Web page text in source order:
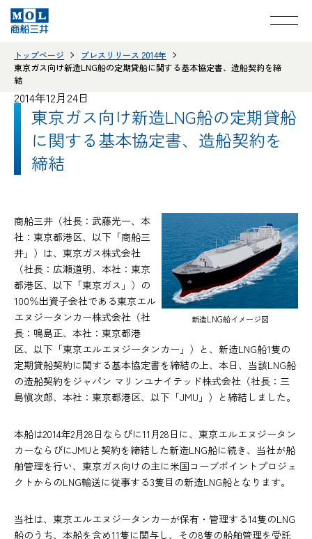
トップページ
プレスリリース 2014年
東京ガス向け新造LNG船の定期貸船に関する基本協定書、造船契約を締
結
2014年12月24日
東京ガス向け新造LNG船の定期貸船
に関する基本協定書、造船契約を
締結
新造LNG船イメージ図
商船三井（社長：武藤光一、本
社：東京都港区、以下「商船三
井」）は、東京ガス株式会社
（社長：広瀬道明、本社：東京
都港区、以下「東京ガス」）の
100％出資子会社である東京エル
エヌジータンカー株式会社（社
長：鳴島正、本社：東京都港
区、以下「東京エルエヌジータンカー」）と、新造LNG船1隻の
定期貸船契約に関する基本協定書を締結の上、本日、当該LNG船
の造船契約をジャパン マリンユナイテッド株式会社（社長：三
島愼次郎、本社：東京都港区、以下「JMU」）と締結しました。
本船は2014年2月28日ならびに11月28日に、東京エルエヌジータン
カーならびにJMUと契約を締結した新造LNG船に続き、当社が船
舶管理を行い、東京ガス向けの主に米国コーブポイントプロジェ
クトからのLNG輸送に従事する3隻目の新造LNG船となります。
当社は、東京エルエヌジータンカーが保有・管理する14隻のLNG
船のうち、本船を含め11隻に関与し、その8隻の船舶管理を受託